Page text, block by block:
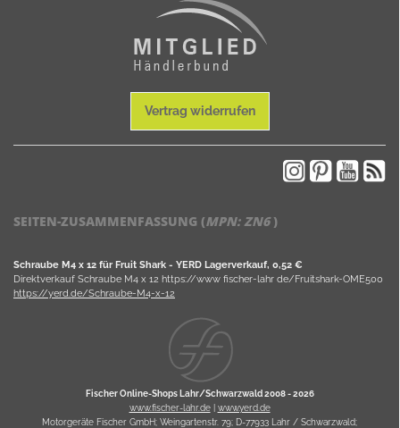
Vertrag widerrufen
SEITEN-ZUSAMMENFASSUNG (MPN:ZN6)
Schraube M4 x 12 für Fruit Shark - YERD Lagerverkauf, 0,52 €
Direktverkauf Schraube M4 x 12 https://www fischer-lahr de/Fruitshark-OME500
https://yerd.de/Schraube-M4-x-12
Fischer Online-Shops Lahr/Schwarzwald 2008 -2026
www.fischer-lahr.de| www.yerd.de
Motorgeräte Fischer GmbH; Weingartenstr. 79; D-77933 Lahr / Schwarzwald;